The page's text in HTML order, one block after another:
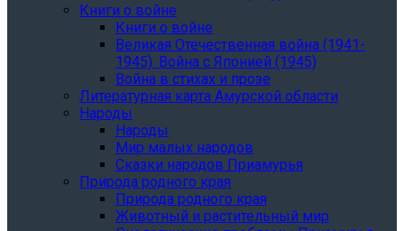
Книги о войне
Книги о войне
Великая Отечественная война (1941-
1945). Война с Японией (1945)
Война в стихах и прозе
Литературная карта Амурской области
Народы
Народы
Мир малых народов
Сказки народов Приамурья
Природа родного края
Природа родного края
Животный и растительный мир